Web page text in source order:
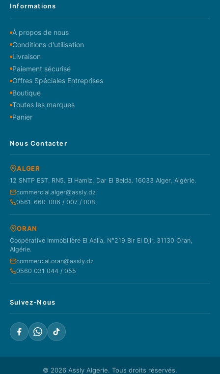
Informations
À propos de nous
Conditions d'utilisation
Livraison
Paiement sécurisé
Offres Spéciales Entreprises
Boutique
Toutes les marques
Panier
Nous Contacter
ALGER
12 SNTP EST. RN5. El Hamiz, Dar El Beida. 16033 Alger, Algérie.
commercial.alger@assly.dz
0561-660-006 / 007 / 008
ORAN
Coopérative Immobilière El Aalia, N°219 Bir El Djir. 31130 Oran,
Algérie.
commercial.oran@assly.dz
0560 031 044 / 055
Suivez-Nous
© 2026 Assly Algerie. Tous droits réservés.